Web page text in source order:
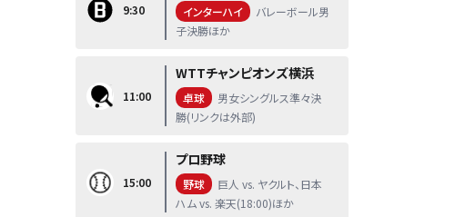
9:30 インターハイ
バレーボール男
子決勝ほか
11:00
WTTチャンピオンズ横浜
卓球
男女シングルス準々決
勝(リンクは外部)
15:00
プロ野球
野球
巨人 vs. ヤクルト、日本
ハム vs. 楽天(18:00)ほか